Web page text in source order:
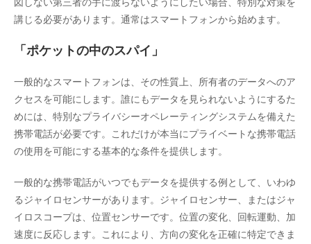
講じる必要があります。通常はスマートフォンから始めます。
「ポケットの中のスパイ」
一般的なスマートフォンは、その性質上、所有者のデータへのア
クセスを可能にします。誰にもデータを見られないようにするた
めには、特別なプライバシーオペレーティングシステムを備えた
携帯電話が必要です。これだけが本当にプライベートな携帯電話
の使用を可能にする基本的な条件を提供します。
一般的な携帯電話がいつでもデータを提供する例として、いわゆ
るジャイロセンサーがあります。ジャイロセンサー、またはジャ
イロスコープは、位置センサーです。位置の変化、回転運動、加
速度に反応します。これにより、方向の変化を正確に特定できま